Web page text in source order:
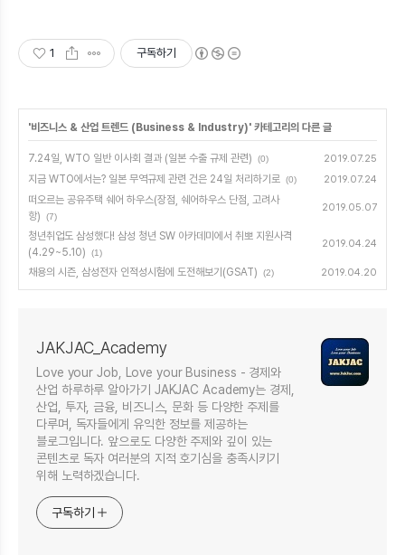
1 구독하기
'비즈니스 & 산업 트렌드 (Business & Industry)' 카테고리의 다른 글
7.24일, WTO 일반 이사회 결과 (일본 수출 규제 관련) (0) 2019.07.25
지금 WTO에서는? 일본 무역규제 관련 건은 24일 처리하기로 (0) 2019.07.24
떠오르는 공유주택 쉐어 하우스(장점, 쉐어하우스 단점, 고려사
항)
(7)
2019.05.07
청년취업도 삼성했다! 삼성 청년 SW 아카데미에서 취뽀 지원사격
(4.29~5.10)
(1)
2019.04.24
채용의 시즌, 삼성전자 인적성시험에 도전해보기(GSAT) (2) 2019.04.20
JAKJAC_Academy
Love your Job, Love your Business - 경제와
산업 하루하루 알아가기 JAKJAC Academy는 경제,
산업, 투자, 금융, 비즈니스, 문화 등 다양한 주제를
다루며, 독자들에게 유익한 정보를 제공하는
블로그입니다. 앞으로도 다양한 주제와 깊이 있는
콘텐츠로 독자 여러분의 지적 호기심을 충족시키기
위해 노력하겠습니다.
구독하기